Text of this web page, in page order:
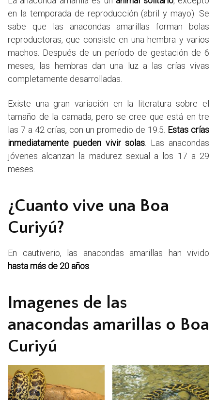
en la temporada de reproducción (abril y mayo). Se
sabe que las anacondas amarillas forman bolas
reproductoras, que consiste en una hembra y varios
machos. Después de un período de gestación de 6
meses, las hembras dan una luz a las crías vivas
completamente desarrolladas.
Existe una gran variación en la literatura sobre el
tamaño de la camada, pero se cree que está en tre
las 7 a 42 crías, con un promedio de 19.5. Estas crías
inmediatamente pueden vivir solas . Las anacondas
jóvenes alcanzan la madurez sexual a los 17 a 29
meses.
¿Cuanto vive una Boa
Curiyú?
En cautiverio, las anacondas amarillas han vivido
hasta más de 20 años
Imagenes de las
anacondas amarillas o Boa
Curiyú